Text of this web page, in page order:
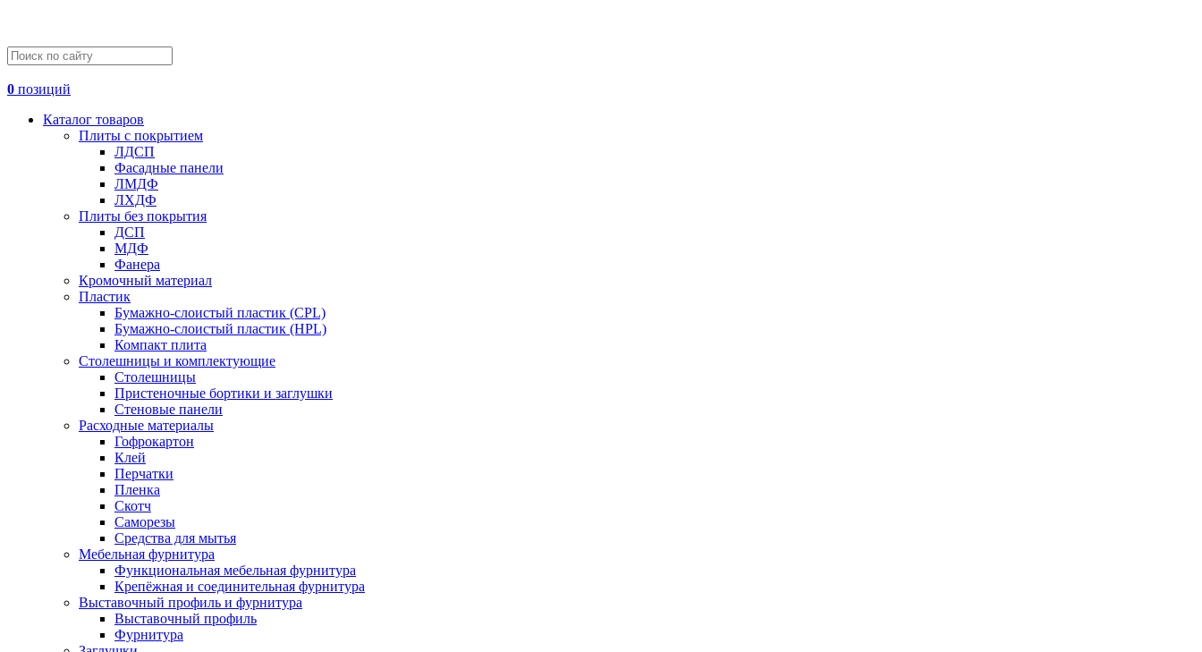
0 позиций
Каталог товаров
Плиты с покрытием
ЛДСП
Фасадные панели
ЛМДФ
ЛХДФ
Плиты без покрытия
ДСП
МДФ
Фанера
Кромочный материал
Пластик
Бумажно-слоистый пластик (CPL)
Бумажно-слоистый пластик (HPL)
Компакт плита
Столешницы и комплектующие
Столешницы
Пристеночные бортики и заглушки
Стеновые панели
Расходные материалы
Гофрокартон
Клей
Перчатки
Пленка
Скотч
Саморезы
Средства для мытья
Мебельная фурнитура
Функциональная мебельная фурнитура
Крепёжная и соединительная фурнитура
Выставочный профиль и фурнитура
Выставочный профиль
Фурнитура